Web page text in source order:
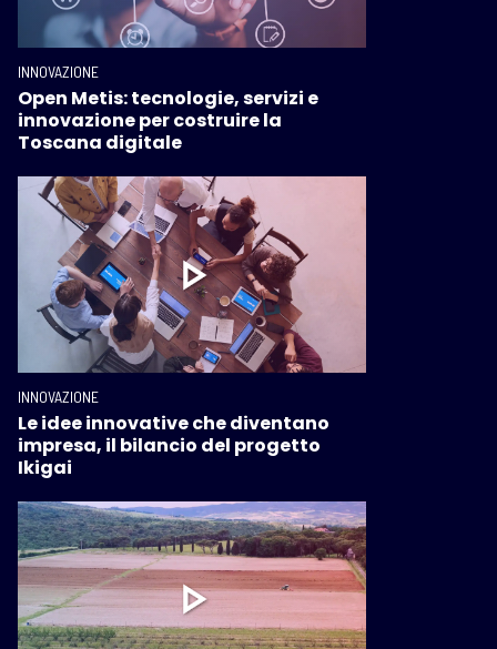
INNOVAZIONE
Open Metis: tecnologie, servizi e
innovazione per costruire la
Toscana digitale
INNOVAZIONE
Le idee innovative che diventano
impresa, il bilancio del progetto
Ikigai